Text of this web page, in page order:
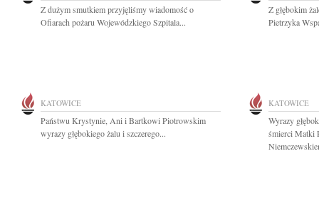
Z dużym smutkiem przyjęliśmy wiadomość o
Ofiarach pożaru Wojewódzkiego Szpitala...
Z głębokim
Pietrzyka
KATOWICE
Państwu Krystynie, Ani i Bartkowi Piotrowskim
wyrazy głębokiego żalu i szczerego...
KATOWICE
Wyrazy
śmierci Matki